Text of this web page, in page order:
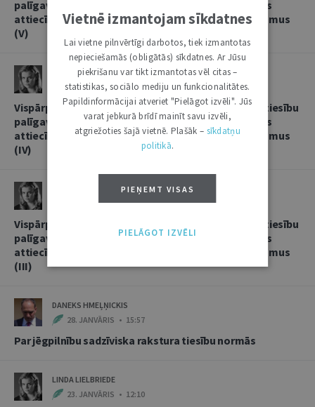
palīgavota vieta un loma kredītiestāžu savstarpējās
attiecībās, sniedzot korespondentbanku pakalpojumus
(V)
LINDA LIELBRIEDE
20. FEBRUĀRIS • 11:13
Vispārpieņemtās starptautiskās banku prakses kā tiesību
palīgavota vieta un loma kredītiestāžu savstarpējās
attiecībās, sniedzot korespondentbanku pakalpojumus
(IV)
4. FEBRUĀRIS • 17:53
Vispārpieņemtās starptautiskās banku prakses kā tiesību
palīgavota vieta un loma kredītiestāžu savstarpējās
attiecībās, sniedzot korespondentbanku pakalpojumus
(III)
DANEKS HMEĻŅICKIS
28. JANVĀRIS • 15:57
Par jēgpilnību sadzīviska rakstura tiesību normās
LINDA LIELBRIEDE
23. JANVĀRIS • 12:10
Vietnē izmantojam sīkdatnes
Lai vietne pilnvērtīgi darbotos, tiek izmantotas
nepieciešamās (obligātās) sīkdatnes. Ar Jūsu
piekrišanu var tikt izmantotas vēl citas –
statistikas, sociālo mediju un funkcionalitātes.
Papildinformācijai atveriet "Pielāgot izvēli". Jūs
varat jebkurā brīdī mainīt savu izvēli,
atgriežoties šajā vietnē. Plašāk – sīkdatņu
politikā.
PIEŅEMT VISAS
PIELĀGOT IZVĒLI